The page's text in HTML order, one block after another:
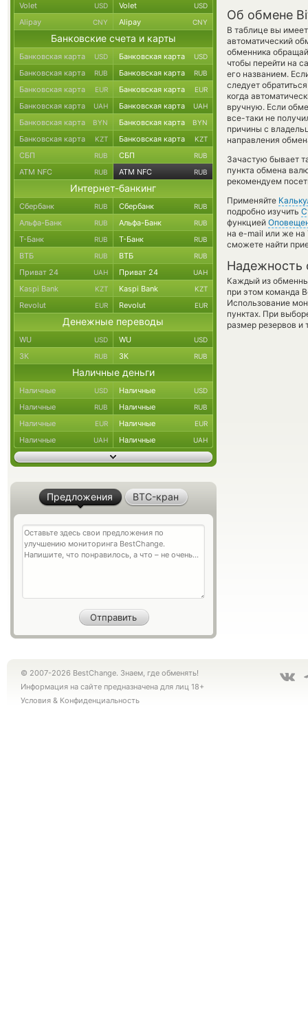
Об обмене
В таблице вы
автоматический
обменника
чтобы перейти на
его названием.
следует
когда
вручную. Если
все-таки не
причины с
направления
Зачастую бывает
пункта обмена
рекомендуем
Применяйте
подробно изучить
функцией
на e-mail или же
сможете найти
Надежность
Каждый из
при этом команда
Использование
пунктах. При
размер резервов и
Volet USD Volet USD
Alipay CNY Alipay CNY
Банковские счета и карты
Банковская карта USD Банковская карта USD
Банковская карта RUB Банковская карта RUB
Банковская карта EUR Банковская карта EUR
Банковская карта UAH Банковская карта UAH
Банковская карта BYN Банковская карта BYN
Банковская карта KZT Банковская карта KZT
СБП RUB СБП RUB
ATM NFC RUB ATM NFC RUB
Интернет-банкинг
Сбербанк RUB Сбербанк RUB
Альфа-Банк RUB Альфа-Банк RUB
Т-Банк RUB Т-Банк RUB
ВТБ RUB ВТБ RUB
Приват 24 UAH Приват 24 UAH
Kaspi Bank KZT Kaspi Bank KZT
Revolut EUR Revolut EUR
Денежные переводы
WU USD WU USD
ЗК RUB ЗК RUB
Наличные деньги
Наличные USD Наличные USD
Наличные RUB Наличные RUB
Наличные EUR Наличные EUR
Наличные UAH Наличные UAH
Предложения BTC-кран
© 2007-2026 BestChange. Знаем, где обменять!
Информация на сайте предназначена для лиц 18+
Условия & Конфиденциальность